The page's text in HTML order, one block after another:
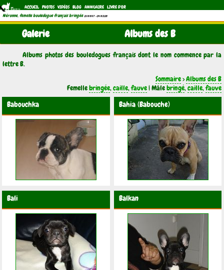
ACCUEIL PHOTOS VIDÉOS BLOG ANNUAIRE LIVRE D'OR
Néronne, femelle bouledogue français bringée (21/11/1997 - 04/11/2011)
Galerie Albums des B
Albums photos des bouledogues français dont le nom commence par la
lettre B.
Sommaire>Albums des B
Femellebringée,caille,fauve| Mâlebringé,caille,fauve
Babouchka Bahia (Babouche)
Bali Balkan